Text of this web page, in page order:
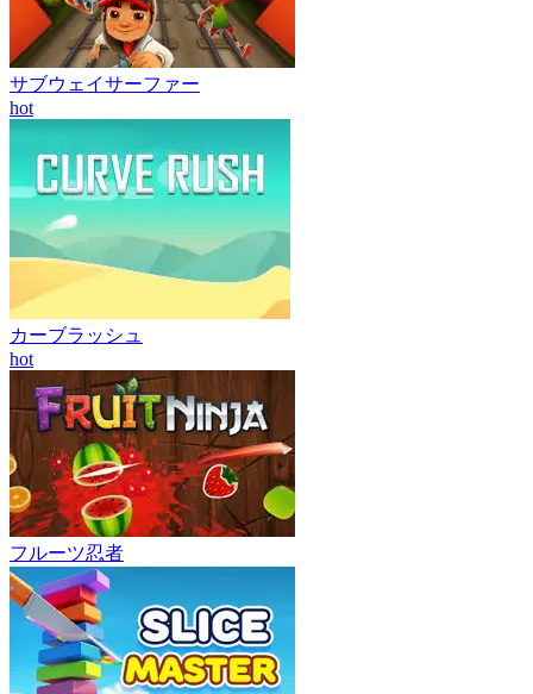
サブウェイサーファー
hot
カーブラッシュ
hot
フルーツ忍者